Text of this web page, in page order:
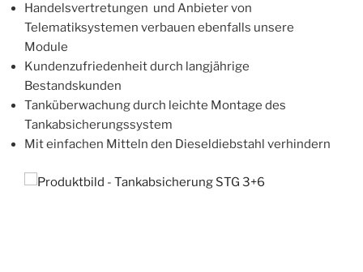
Handelsvertretungen und Anbieter von
Telematiksystemen verbauen ebenfalls unsere
Module
Kundenzufriedenheit durch langjährige
Bestandskunden
Tanküberwachung durch leichte Montage des
Tankabsicherungssystem
Mit einfachen Mitteln den Dieseldiebstahl verhindern